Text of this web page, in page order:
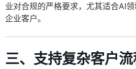
业对合规的严格要求，尤其适合AI
企业客户。
三、支持复杂客户